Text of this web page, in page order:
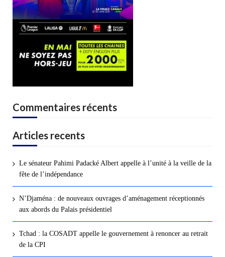
Commentaires récents
Articles recents
Le sénateur Pahimi Padacké Albert appelle à l’unité à la veille de la
fête de l’indépendance
N’Djaména : de nouveaux ouvrages d’aménagement réceptionnés
aux abords du Palais présidentiel
Tchad : la COSADT appelle le gouvernement à renoncer au retrait
de la CPI